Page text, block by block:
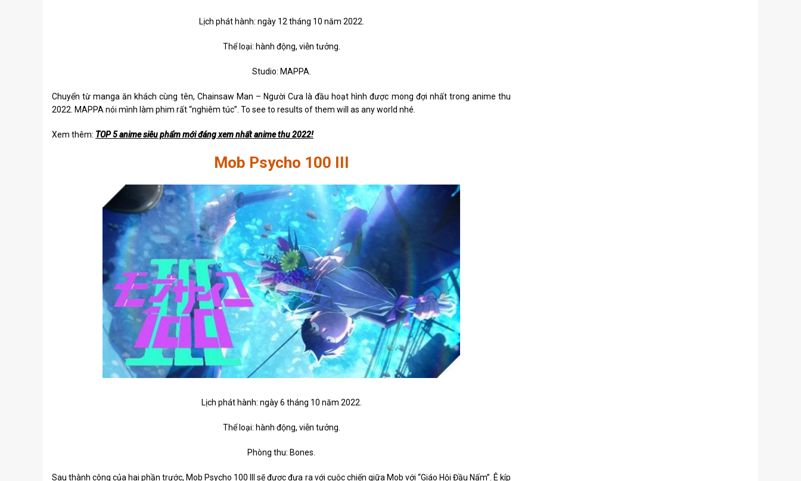
Lịch phát hành: ngày 12 tháng 10 năm 2022.
Thể loại: hành động, viễn tưởng.
Studio: MAPPA.
Chuyển từ manga ăn khách cùng tên, Chainsaw Man – Người Cưa là đầu hoạt hình được mong đợi nhất trong anime thu
2022. MAPPA nói mình làm phim rất “nghiêm túc”. To see to results of them will as any world nhé.
Xem thêm: TOP 5 anime siêu phẩm mới đáng xem nhất anime thu 2022!
Mob Psycho 100 III
Lịch phát hành: ngày 6 tháng 10 năm 2022.
Thể loại: hành động, viễn tưởng.
Phòng thu: Bones.
Sau thành công của hai phần trước, Mob Psycho 100 III sẽ được đưa ra với cuộc chiến giữa Mob với “Giáo Hội Đầu Nấm”. Ê kíp